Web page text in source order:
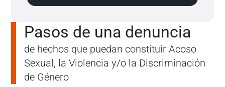
Pasos de una denuncia
de hechos que puedan constituir Acoso
Sexual, la Violencia y/o la Discriminación
de Género